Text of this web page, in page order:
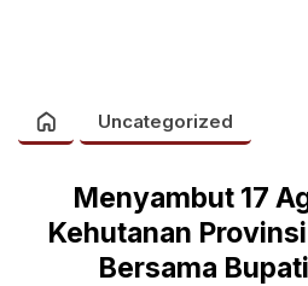
Uncategorized
Menyambut 17
Kehutanan
Bersama